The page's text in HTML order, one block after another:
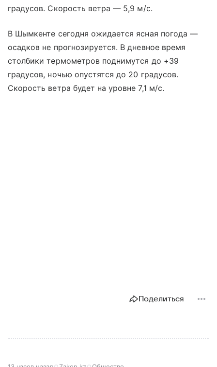
градусов. Скорость ветра — 5,9 м/с.
В Шымкенте сегодня ожидается ясная погода —
осадков не прогнозируется. В дневное время
столбики термометров поднимутся до +39
градусов, ночью опустятся до 20 градусов.
Скорость ветра будет на уровне 7,1 м/с.
Поделиться